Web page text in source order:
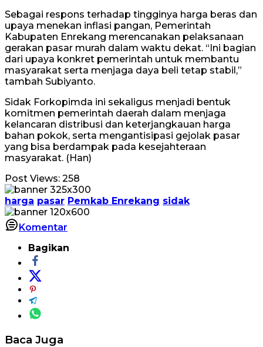
Sebagai respons terhadap tingginya harga beras dan
upaya menekan inflasi pangan, Pemerintah
Kabupaten Enrekang merencanakan pelaksanaan
gerakan pasar murah dalam waktu dekat. “Ini bagian
dari upaya konkret pemerintah untuk membantu
masyarakat serta menjaga daya beli tetap stabil,”
tambah Subiyanto.
Sidak Forkopimda ini sekaligus menjadi bentuk
komitmen pemerintah daerah dalam menjaga
kelancaran distribusi dan keterjangkauan harga
bahan pokok, serta mengantisipasi gejolak pasar
yang bisa berdampak pada kesejahteraan
masyarakat. (Han)
Post Views: 258
harga pasar Pemkab Enrekang sidak
Komentar
Bagikan
Baca Juga